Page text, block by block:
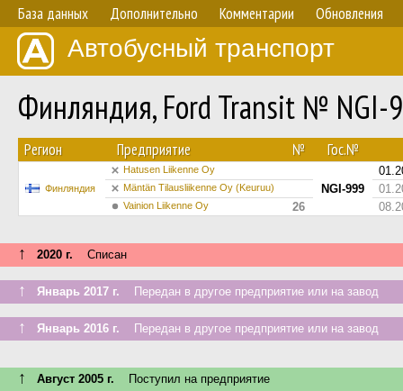
База данных Дополнительно Комментарии Обновления
Автобусный транспорт
Финляндия, Ford Transit № NGI-
Регион Предприятие № Гос.№
Финляндия
Hatusen Liikenne Oy
NGI-999
Mäntän Tilausliikenne Oy (Keuruu)
Vainion Liikenne Oy 26
↑ 2020 г. Списан
↑ Январь 2017 г. Передан в другое предприятие или на завод
↑ Январь 2016 г. Передан в другое предприятие или на завод
↑ Август 2005 г. Поступил на предприятие